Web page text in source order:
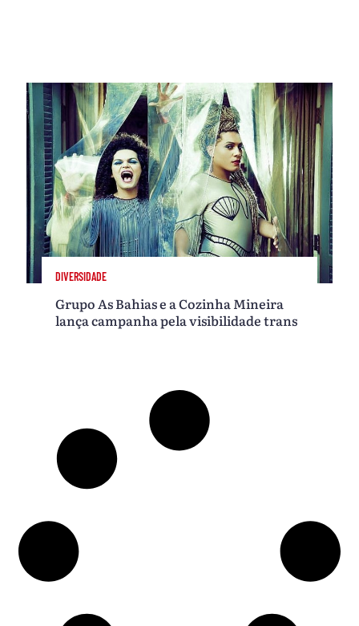
DIVERSIDADE
Grupo As Bahias e a Cozinha Mineira
lança campanha pela visibilidade trans